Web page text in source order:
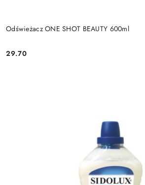
Odświeżacz ONE SHOT BEAUTY 600ml
Cena:
29.70